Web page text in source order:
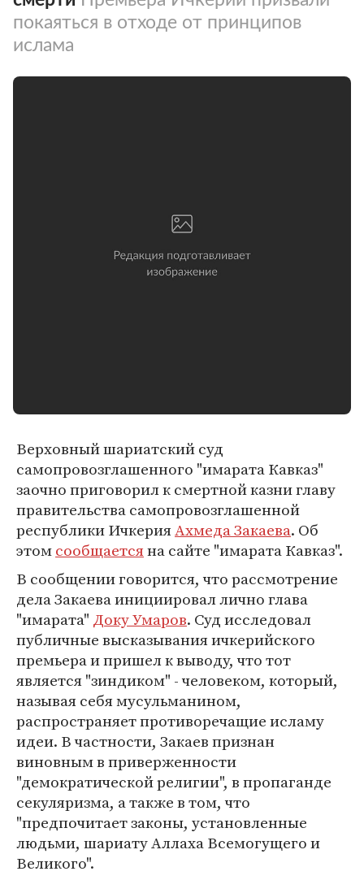
покаяться в отходе от принципов
ислама
Верховный шариатский суд
самопровозглашенного "имарата Кавказ"
заочно приговорил к смертной казни главу
правительства самопровозглашенной
республики ИчкерияАхмеда Закаева. Об
этомсообщаетсяна сайте "имарата Кавказ".
В сообщении говорится, что рассмотрение
дела Закаева инициировал лично глава
"имарата" Доку Умаров. Суд исследовал
публичные высказывания ичкерийского
премьера и пришел к выводу, что тот
является "зиндиком" - человеком, который,
называя себя мусульманином,
распространяет противоречащие исламу
идеи. В частности, Закаев признан
виновным в приверженности
"демократической религии", в пропаганде
секуляризма, а также в том, что
"предпочитает законы, установленные
людьми, шариату Аллаха Всемогущего и
Великого".